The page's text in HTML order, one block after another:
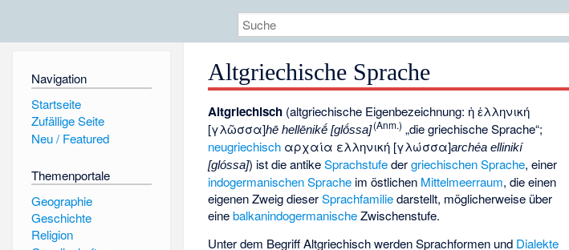
Navigation
Startseite
Zufällige Seite
Neu / Featured
Themenportale
Geographie
Geschichte
Religion
Altgriechische Sprache
Altgriechisch (altgriechische Eigenbezeichnung:ἡ ἑλληνική
[γλῶσσα]hē hellēnikḗ [glṓssa](Anm.) „die griechische Sprache“;
neugriechisch αρχαία ελληνική [γλώσσα]archéa ellinikí
[glóssa]) ist die antikeSprachstufedergriechischen Sprache, einer
indogermanischen Sprache im östlichen Mittelmeerraum, die einen
eigenen Zweig dieserSprachfamiliedarstellt, möglicherweise über
einebalkanindogermanischeZwischenstufe.
Unter dem Begriff Altgriechisch werden Sprachformen und Dialekte